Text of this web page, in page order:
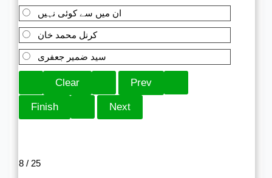
ان میں سے کوئی نہیں
کرنل محمد خان
سید ضمیر جعفری
8 / 25